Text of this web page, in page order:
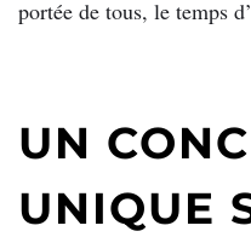
portée de tous, le temps
UN
UNIQUE